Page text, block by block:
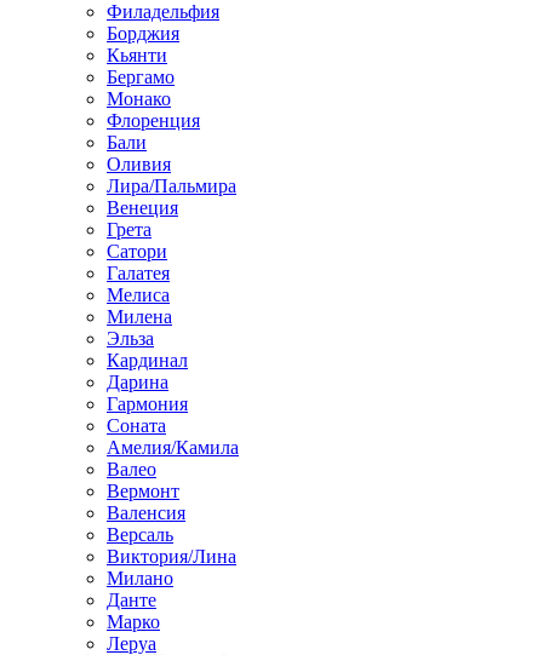
Филадельфия
Борджия
Кьянти
Бергамо
Монако
Флоренция
Бали
Оливия
Лира/Пальмира
Венеция
Грета
Сатори
Галатея
Мелиса
Милена
Эльза
Кардинал
Дарина
Гармония
Соната
Амелия/Камила
Валео
Вермонт
Валенсия
Версаль
Виктория/Лина
Милано
Данте
Марко
Леруа